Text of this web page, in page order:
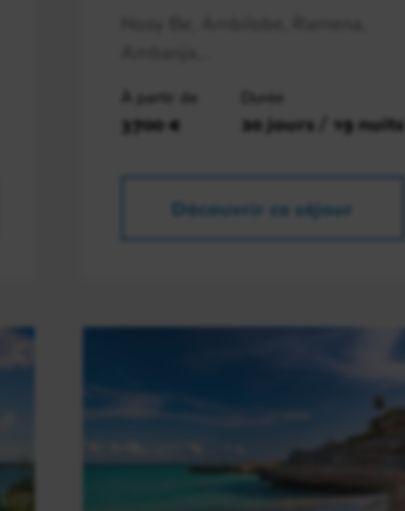
À partir de
3700 €
Durée
20 jours / 19 nuits
Découvrir ce séjour